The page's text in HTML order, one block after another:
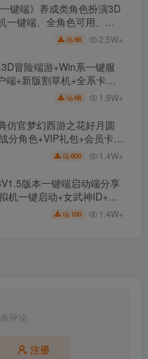
键端》养成类角色扮演3D
一键端、全角色可用、无
安装教程
66 2.5W+
3D冒险端游+Win系一键服
端+新版割草机+全系卡池
66 1.9W+
仿官梦幻西游之花好月圆
分角色+VIP礼包+会员卡
建及其他修改资料
600 1.4W+
版本一键端启动端分享
机一键启动+女武神ID+详
改
100 1.4W+
评论
注册